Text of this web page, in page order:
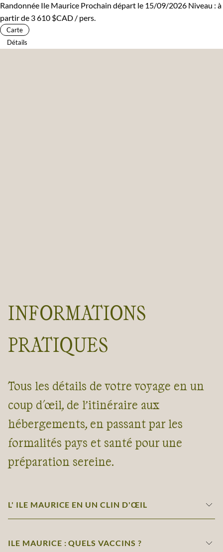
Randonnée Ile Maurice Prochain départ le 15/09/2026 Niveau : à
partir de 3 610 $CAD / pers.
Carte
Détails
INFORMATIONS
PRATIQUES
Tous les détails de votre voyage en un
coup d'œil, de l’itinéraire aux
hébergements, en passant par les
formalités pays et santé pour une
préparation sereine.
L' ILE MAURICE EN UN CLIN D'ŒIL
ILE MAURICE : QUELS VACCINS ?